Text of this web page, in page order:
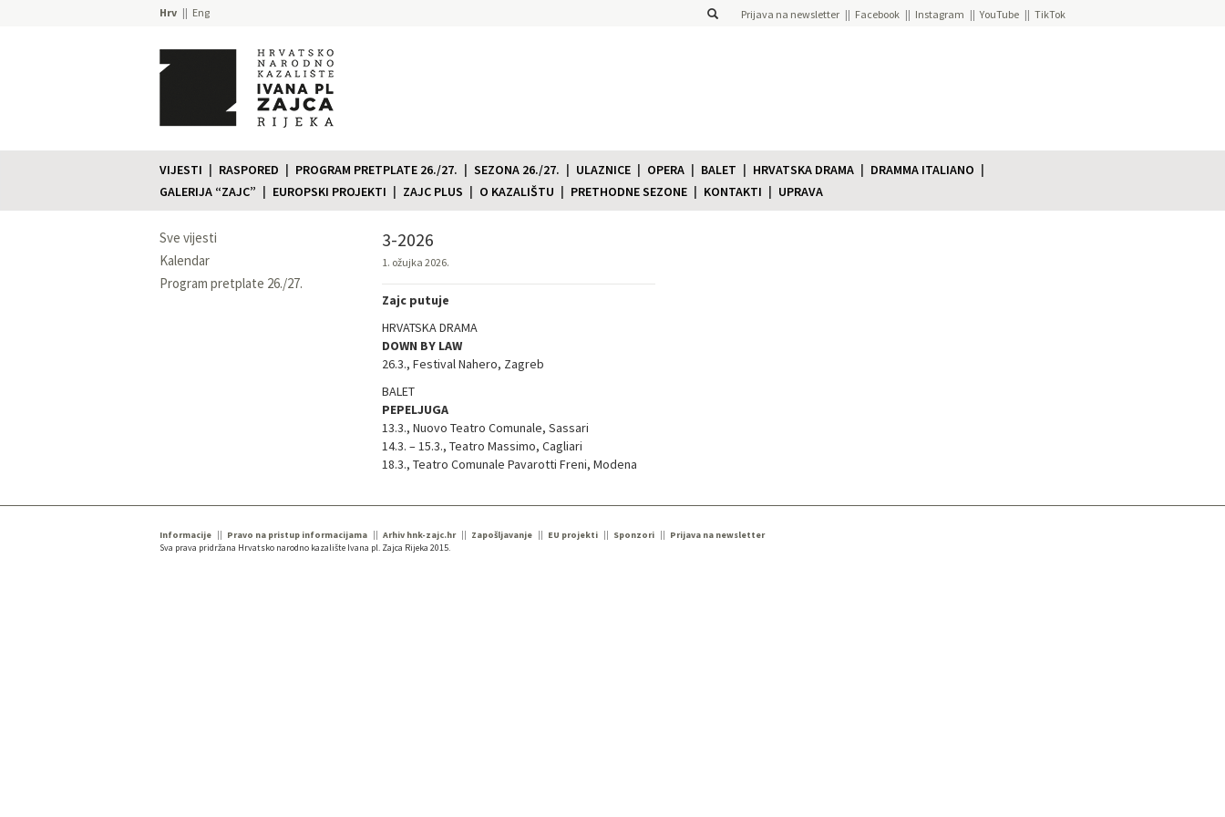
Hrv Eng Prijava na newsletter Facebook Instagram YouTube TikTok
VIJESTI RASPORED PROGRAM PRETPLATE 26./27. SEZONA 26./27. ULAZNICE OPERA BALET HRVATSKA DRAMA
DRAMMA ITALIANO
GALERIJA “ZAJC”
EUROPSKI PROJEKTI ZAJC PLUS O KAZALIŠTU PRETHODNE SEZONE KONTAKTI UPRAVA
Sve vijesti
Kalendar
Program pretplate 26./27.
3-2026
1. ožujka 2026.
Zajc putuje
HRVATSKA DRAMA
DOWN BY LAW
26.3., Festival Nahero, Zagreb
BALET
PEPELJUGA
13.3., Nuovo Teatro Comunale, Sassari
14.3. – 15.3., Teatro Massimo, Cagliari
18.3., Teatro Comunale Pavarotti Freni, Modena
Informacije Pravo na pristup informacijama Arhiv hnk-zajc.hr Zapošljavanje EU projekti Sponzori
Prijava na newsletter
Sva prava pridržana Hrvatsko narodno kazalište Ivana pl. Zajca Rijeka 2015.